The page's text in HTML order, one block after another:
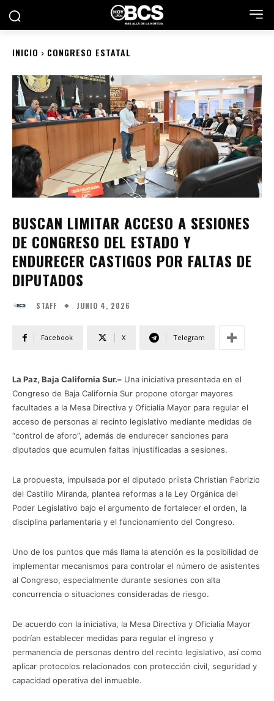
INICIO CONGRESO ESTATAL
BUSCAN LIMITAR ACCESO A SESIONES
DE CONGRESO DEL ESTADO Y
ENDURECER CASTIGOS POR FALTAS DE
DIPUTADOS
STAFF JUNIO 4, 2026
Facebook X Telegram
La Paz, Baja California Sur.– Una iniciativa presentada en el
Congreso de Baja California Sur propone otorgar mayores
facultades a la Mesa Directiva y Oficialía Mayor para regular el
acceso de personas al recinto legislativo mediante medidas de
“control de aforo”, además de endurecer sanciones para
diputados que acumulen faltas injustificadas a sesiones.
La propuesta, impulsada por el diputado priista Christian Fabrizio
del Castillo Miranda, plantea reformas a la Ley Orgánica del
Poder Legislativo bajo el argumento de fortalecer el orden, la
disciplina parlamentaria y el funcionamiento del Congreso.
Uno de los puntos que más llama la atención es la posibilidad de
implementar mecanismos para controlar el número de asistentes
al Congreso, especialmente durante sesiones con alta
concurrencia o situaciones consideradas de riesgo.
De acuerdo con la iniciativa, la Mesa Directiva y Oficialía Mayor
podrían establecer medidas para regular el ingreso y
permanencia de personas dentro del recinto legislativo, así como
aplicar protocolos relacionados con protección civil, seguridad y
capacidad operativa del inmueble.